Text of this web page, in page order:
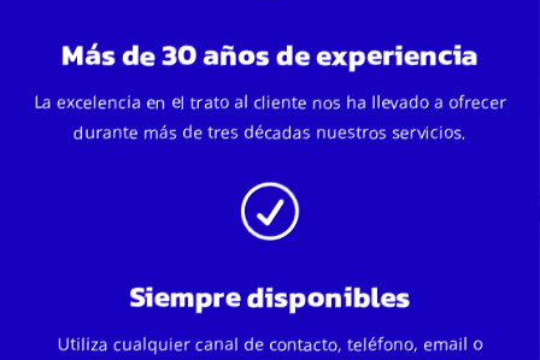
Más de 30 años de experiencia
La excelencia en el trato al cliente nos ha llevado a ofrecer
durante más de tres décadas nuestros servicios.
R
Siempre disponibles
Utiliza cualquier canal de contacto, teléfono, email o